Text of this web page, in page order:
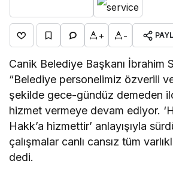
+ -
Canik Belediye Başkanı İbrahim
“Belediye personelimiz özverili ve
şekilde gece-gündüz demeden
hizmet vermeye devam ediyor.
Hakk’a hizmettir’ anlayışıyla
çalışmalar canlı cansız tüm
dedi.